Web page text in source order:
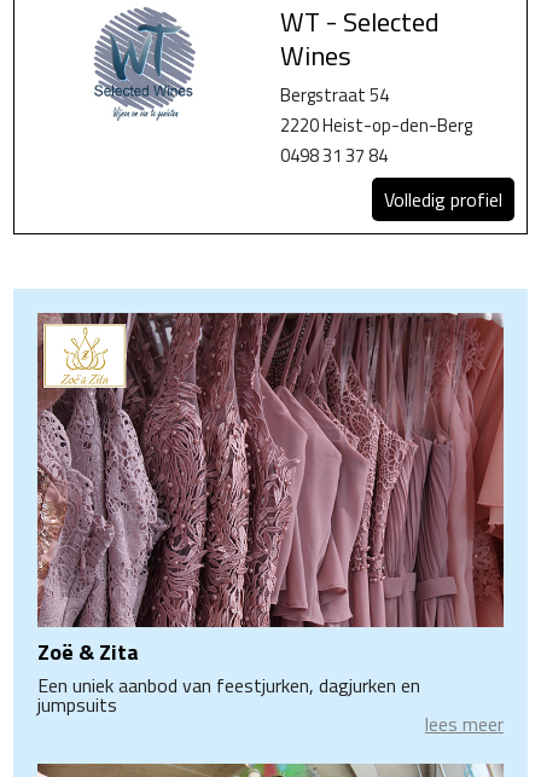
WT - Selected
Wines
Bergstraat 54
2220 Heist-op-den-Berg
0498 31 37 84
Volledig profiel
Zoë & Zita
Een uniek aanbod van feestjurken, dagjurken en
jumpsuits
lees meer